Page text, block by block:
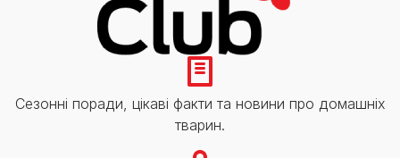
Сезонні поради, цікаві факти та новини про домашніх
тварин.